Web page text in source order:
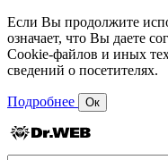
Если Вы продолжите
означает, что Вы даете
Cookie-файлов и иных
сведений о посетителях.
Подробнее Ок